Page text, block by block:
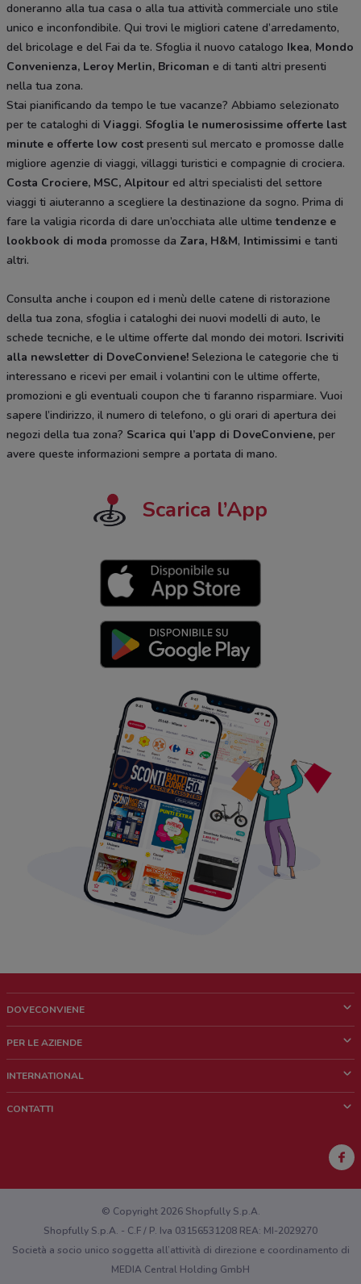
doneranno alla tua casa o alla tua attività commerciale uno stile
unico e inconfondibile. Qui trovi le migliori catene d’arredamento,
del bricolage e del Fai da te. Sfoglia il nuovo catalogo Ikea, Mondo
Convenienza, Leroy Merlin, Bricoman e di tanti altri presenti
nella tua zona.
Stai pianificando da tempo le tue vacanze? Abbiamo selezionato
per te cataloghi di Viaggi. Sfoglia le numerosissime offerte last
minute e offerte low cost presenti sul mercato e promosse dalle
migliore agenzie di viaggi, villaggi turistici e compagnie di crociera.
Costa Crociere, MSC, Alpitour ed altri specialisti del settore
viaggi ti aiuteranno a scegliere la destinazione da sogno. Prima di
fare la valigia ricorda di dare un’occhiata alle ultimetendenze e
lookbook di moda promosse da Zara, H&M, Intimissimi e tanti
altri.
Consulta anche i coupon ed i menù delle catene di ristorazione
della tua zona, sfoglia i cataloghi dei nuovi modelli di auto, le
schede tecniche, e le ultime offerte dal mondo dei motori. Iscriviti
alla newsletter di DoveConviene! Seleziona le categorie che ti
interessano e ricevi per email i volantini con le ultime offerte,
promozioni e gli eventuali coupon che ti faranno risparmiare. Vuoi
sapere l’indirizzo, il numero di telefono, o gli orari di apertura dei
negozi della tua zona? Scarica qui l’app di DoveConviene, per
avere queste informazioni sempre a portata di mano.
Scarica l’App
DOVECONVIENE
Chi siamo
Lavora con noi
PER LE AZIENDE
Richieste commerciali e marketing
INTERNATIONAL
CONTATTI
Hai un malfunzionamento sul web o sull'app?
© Copyright 2026 Shopfully S.p.A.
Shopfully S.p.A. - C.F / P. Iva 03156531208 REA: MI-2029270
Società a socio unico soggetta all’attività di direzione e coordinamento di
MEDIA Central Holding GmbH